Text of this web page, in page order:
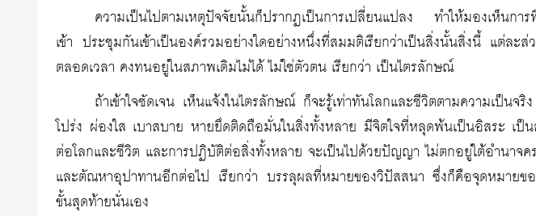
ความเป็นไปตามเหตุปัจจัยนั้นก็ปรากฏเป็นการเปลี่ยนแปลง ทำให้มองเห็นกา
เข้า ประชุมกันเข้าเป็นองค์รวมอย่างใดอย่างหนึ่งที่สมมติเรียกว่าเป็นสิ่งนั้นสิ่งนี้ แต่ละ
ตลอดเวลา คงทนอยู่ในสภาพเดิมไม่ได้ ไม่ใช่ตัวตน เรียกว่า เป็นไตรลักษณ์
ถ้าเข้าใจชัดเจน เห็นแจ้งในไตรลักษณ์ ก็จะรู้เท่าทันโลกและชีวิตตามความเป็นจ
โปร่ง ผ่องใส เบาสบาย หายยึดติดถือมั่นในสิ่งทั้งหลาย มีจิตใจที่หลุดพ้นเป็นอิสระ เป็
ต่อโลกและชีวิต และการปฏิบัติต่อสิ่งทั้งหลาย จะเป็นไปด้วยปัญญา ไม่ตกอยู่ใต้อำนาจค
และตัณหาอุปาทานอีกต่อไป เรียกว่า บรรลุผลที่หมายของวิปัสสนา ซึ่งก็คือจุดหมายข
ขั้นสุดท้ายนั่นเอง